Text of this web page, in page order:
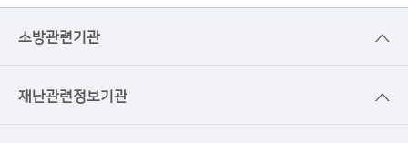
소방관련기관
재난관련정보기관